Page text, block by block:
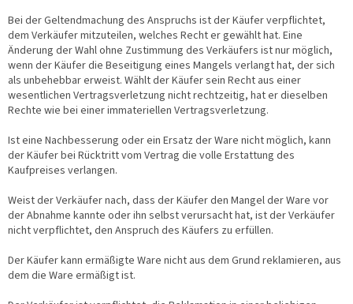
Bei der Geltendmachung des Anspruchs ist der Käufer verpflichtet,
dem Verkäufer mitzuteilen, welches Recht er gewählt hat. Eine
Änderung der Wahl ohne Zustimmung des Verkäufers ist nur möglich,
wenn der Käufer die Beseitigung eines Mangels verlangt hat, der sich
als unbehebbar erweist. Wählt der Käufer sein Recht aus einer
wesentlichen Vertragsverletzung nicht rechtzeitig, hat er dieselben
Rechte wie bei einer immateriellen Vertragsverletzung.
Ist eine Nachbesserung oder ein Ersatz der Ware nicht möglich, kann
der Käufer bei Rücktritt vom Vertrag die volle Erstattung des
Kaufpreises verlangen.
Weist der Verkäufer nach, dass der Käufer den Mangel der Ware vor
der Abnahme kannte oder ihn selbst verursacht hat, ist der Verkäufer
nicht verpflichtet, den Anspruch des Käufers zu erfüllen.
Der Käufer kann ermäßigte Ware nicht aus dem Grund reklamieren, aus
dem die Ware ermäßigt ist.